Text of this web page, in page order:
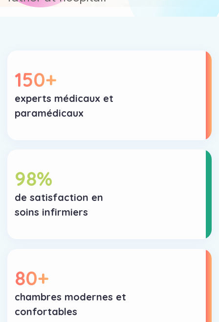
150+
experts médicaux et
paramédicaux
98%
de satisfaction en
soins infirmiers
80+
chambres modernes et
confortables